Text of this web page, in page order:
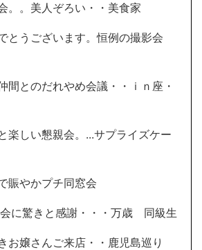
。。美人ぞろい・・美食家
とうございます。恒例の撮影会
間とのだれやめ会議・・ｉｎ座・
楽しい懇親会。...サプライズケー
賑やかプチ同窓会
に驚きと感謝・・・万歳 同級生
お嬢さんご来店・・鹿児島巡り